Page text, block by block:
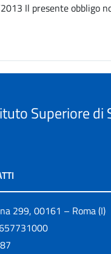
Il presente obbligo
Superiore di
299, 00161 – Roma (I)